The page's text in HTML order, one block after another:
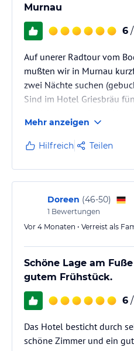
jeweiligen Veranstalters.
Murnau
6
Auf unerer Radtour vom
mußten wir in Murnau
zwei Nächte suchen
Sind im Hotel Griesbräu
Fußgängerzone mit Blick
Brauhaus und super
an der Rezeption waren
hilfsbereit.
Mehr anzeigen
Hilfreich Teilen
Doreen (46-50)
1 Bewertungen
Vor 4 Monaten • Verreist als
Schöne Lage am
gutem Frühstück.
6
Das Hotel besticht durch
schöne Zimmer und ein